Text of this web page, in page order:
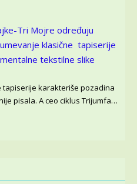
Tri Mojre određuju
klasične tapiserije
tekstilne slike
karakteriše pozadina
pisala. A ceo ciklus Trijumfa…